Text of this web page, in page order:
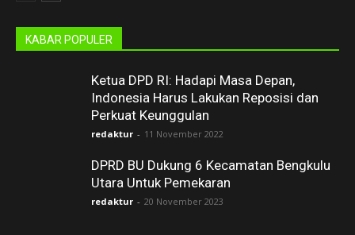
KABAR POPULER
Ketua DPD RI: Hadapi Masa Depan,
Indonesia Harus Lakukan Reposisi dan
Perkuat Keunggulan
redaktur - 11 November 2022
DPRD BU Dukung 6 Kecamatan Bengkulu
Utara Untuk Pemekaran
redaktur - 20 November 2023